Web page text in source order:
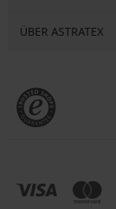
ÜBER ASTRATEX